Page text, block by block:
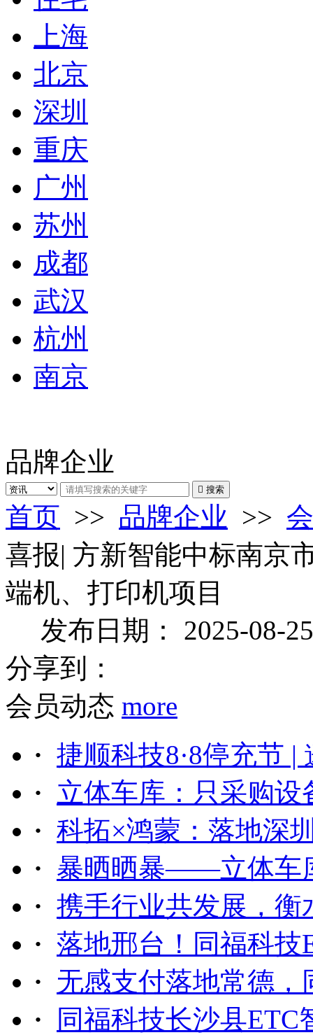
上海
北京
深圳
重庆
广州
苏州
成都
武汉
杭州
南京
品牌企业
 搜索
首页 >> 品牌企业 >>
喜报| 方新智能中标南京
端机、打印机项目
发布日期： 2025-08-25
分享到：
会员动态 more
· 捷顺科技8·8停充节 |
· 立体车库：只采购
· 科拓×鸿蒙：落地深
· 暴晒晒暴——立体车
· 携手行业共发展，
· 落地邢台！同福科技
· 无感支付落地常德
·
同福科技长沙县